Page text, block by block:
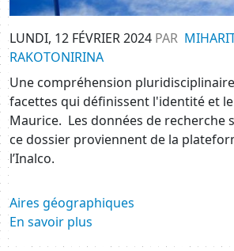
LUNDI, 12 FÉVRIER 2024 PAR
RAKOTONIRINA
Une compréhension
facettes qui définissent l'identité et
Maurice. Les données de recherche
ce dossier proviennent de la
l’Inalco.
Aires géographiques
En savoir plus